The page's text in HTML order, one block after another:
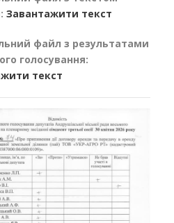
Завантажити текст
файл з результатами
голосування:
текст